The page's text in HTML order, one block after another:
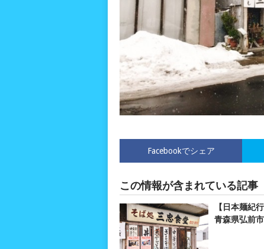
Facebookでシェア
この情報が含まれている記事
【日本麺紀
青森県弘前